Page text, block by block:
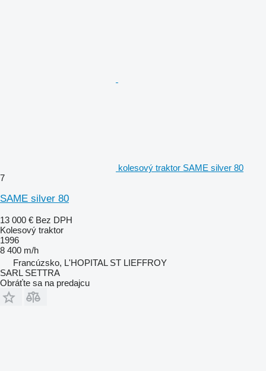
kolesový traktor SAME silver 80
7
SAME silver 80
13 000 € Bez DPH
Kolesový traktor
1996
8 400 m/h
Francúzsko, L'HOPITAL ST LIEFFROY
SARL SETTRA
Obráťte sa na predajcu